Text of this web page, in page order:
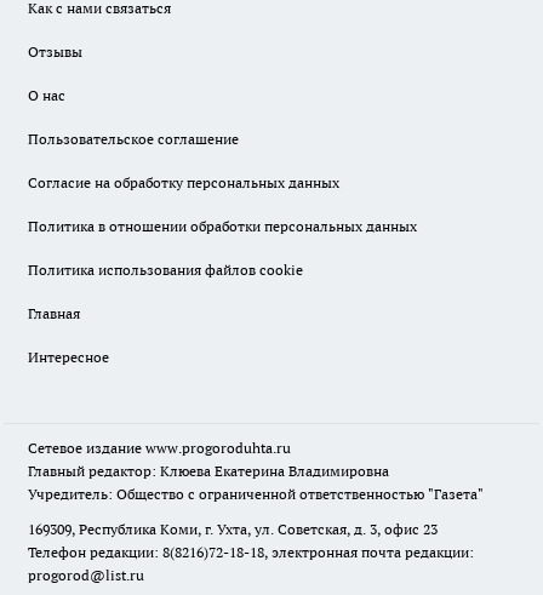
Как с нами связаться
Отзывы
О нас
Пользовательское соглашение
Согласие на обработку персональных данных
Политика в отношении обработки персональных данных
Политика использования файлов cookie
Главная
Интересное
Сетевое издание www.progoroduhta.ru
Главный редактор: Клюева Екатерина Владимировна
Учредитель: Общество с ограниченной ответственностью "Газета"
169309, Республика Коми, г. Ухта, ул. Советская, д. 3, офис 23
Телефон редакции: 8(8216)72-18-18, электронная почта редакции:
progorod@list.ru